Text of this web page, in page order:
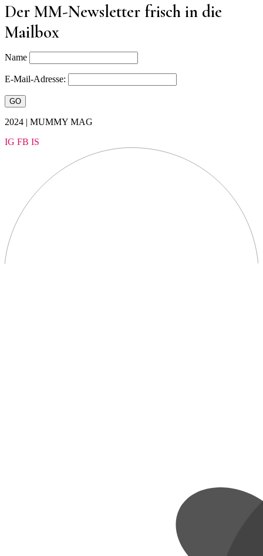
Der MM-Newsletter frisch in die
Mailbox
Name
E-Mail-Adresse:
2024 | MUMMY MAG
IG FB IS